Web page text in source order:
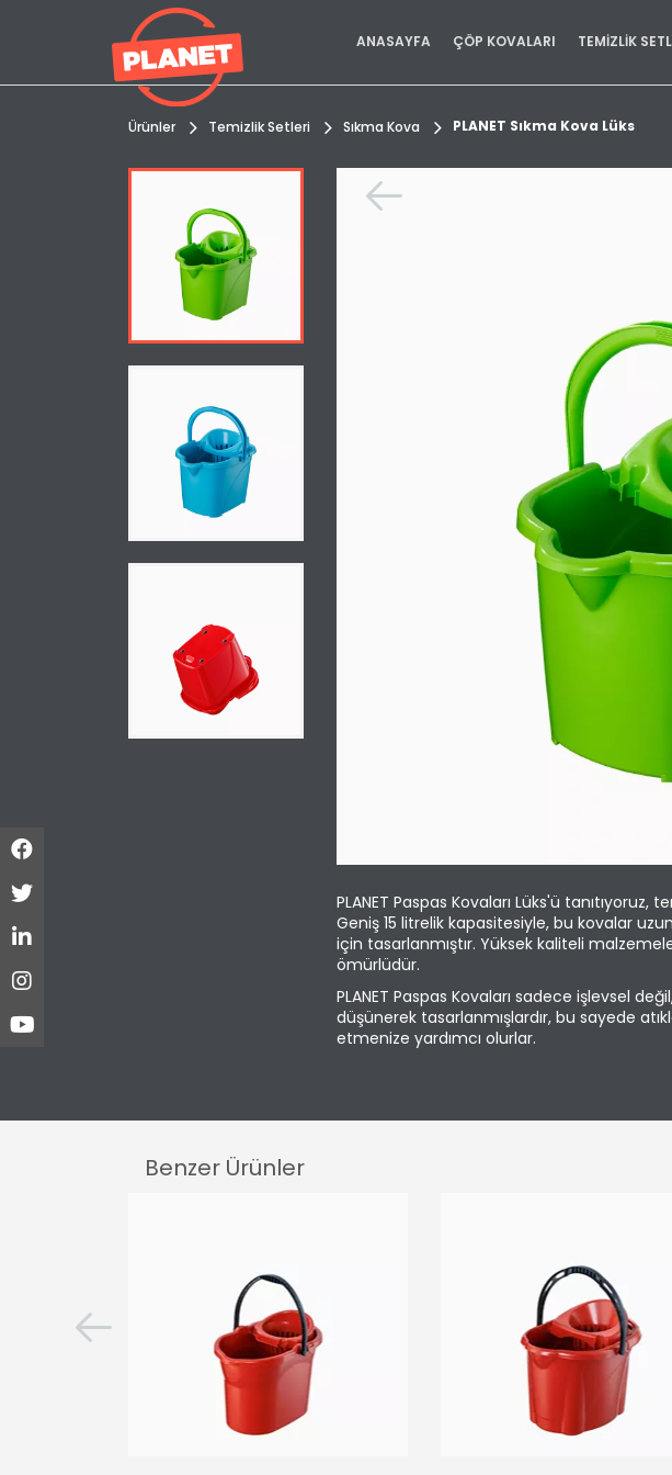
ANASAYFA ÇÖP KOVALARI TEMİZLİK
Ürünler Temizlik Setleri Sıkma Kova PLANET Sıkma Kova Lüks
PLANET Paspas Kovaları Lüks'ü
Geniş 15 litrelik kapasitesiyle, bu kovalar
için tasarlanmıştır. Yüksek kaliteli
ömürlüdür.
PLANET Paspas Kovaları sadece işlevsel
düşünerek tasarlanmışlardır, bu sayede
etmenize yardımcı olurlar.
Benzer Ürünler